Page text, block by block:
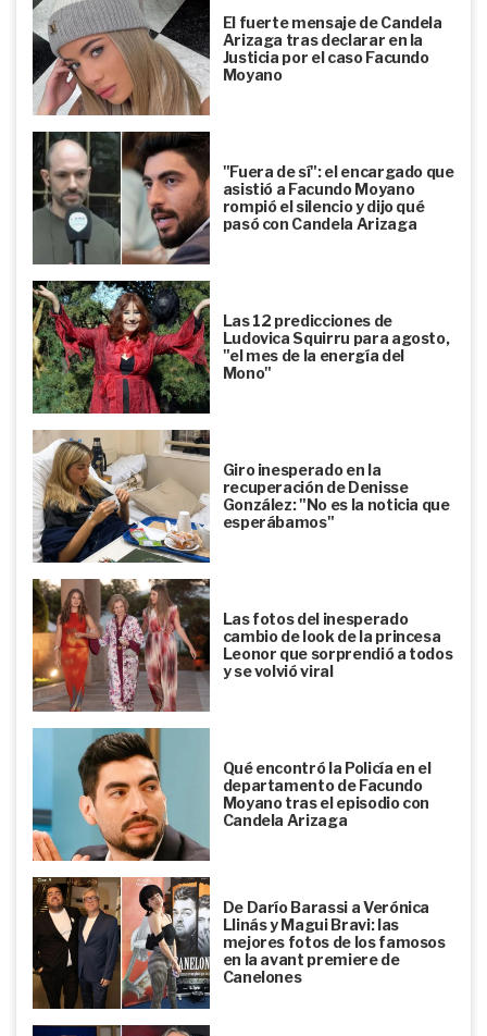
El fuerte mensaje de Candela
Arizaga tras declarar en la
Justicia por el caso Facundo
Moyano
"Fuera de sí": el encargado que
asistió a Facundo Moyano
rompió el silencio y dijo qué
pasó con Candela Arizaga
Las 12 predicciones de
Ludovica Squirru para agosto,
"el mes de la energía del
Mono"
Giro inesperado en la
recuperación de Denisse
González: "No es la noticia que
esperábamos"
Las fotos del inesperado
cambio de look de la princesa
Leonor que sorprendió a todos
y se volvió viral
Qué encontró la Policía en el
departamento de Facundo
Moyano tras el episodio con
Candela Arizaga
De Darío Barassi a Verónica
Llinás y Magui Bravi: las
mejores fotos de los famosos
en la avant premiere de
Canelones